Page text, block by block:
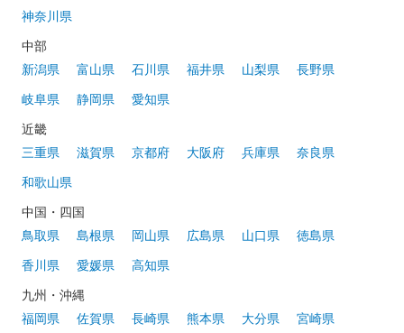
神奈川県
中部
新潟県
富山県 石川県 福井県 山梨県 長野県
岐阜県 静岡県 愛知県
近畿
三重県
滋賀県 京都府 大阪府 兵庫県 奈良県
和歌山県
中国・四国
鳥取県
島根県 岡山県 広島県 山口県 徳島県
香川県 愛媛県 高知県
九州・沖縄
福岡県
佐賀県 長崎県 熊本県 大分県 宮崎県